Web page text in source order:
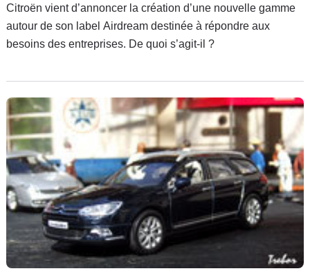
Citroën vient d’annoncer la création d’une nouvelle gamme
autour de son label Airdream destinée à répondre aux
besoins des entreprises. De quoi s’agit-il ?